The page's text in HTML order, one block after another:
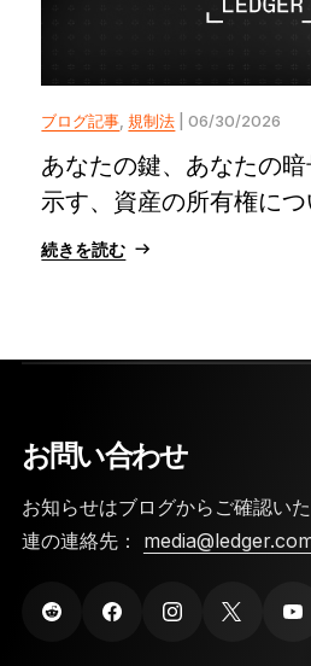
ブログ記事 ,規制法 | 06/30/2026
あなたの鍵、あなたの
示す、資産の所有権につ
続きを読む
お問い合わせ
お知らせはブログからご確認い
連の連絡先：